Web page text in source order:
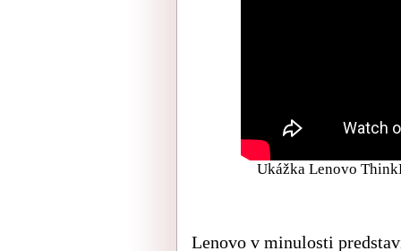
Ukážka Lenovo
Lenovo v minulosti